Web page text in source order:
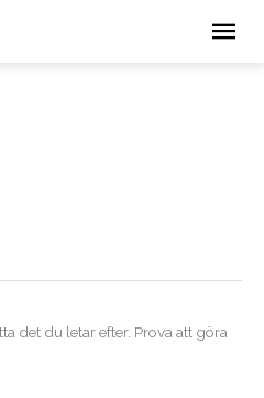
det du letar efter. Prova att göra